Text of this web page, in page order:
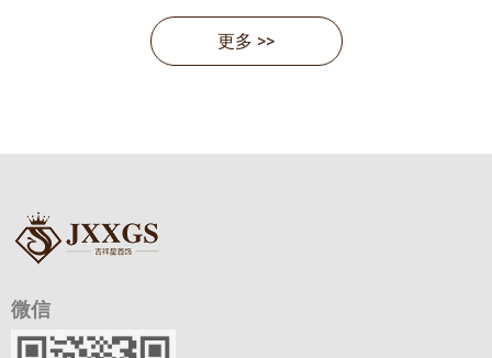
更多 >>
微信